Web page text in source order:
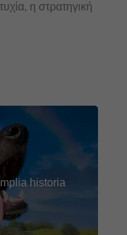
η στρατηγική
historia